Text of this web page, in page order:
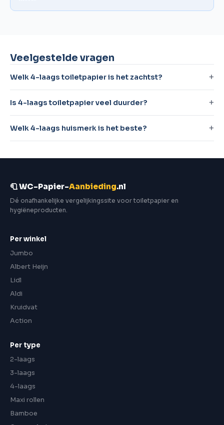
Veelgestelde vragen
Welk 4-laags toiletpapier is het zachtst?
Is 4-laags toiletpapier veel duurder?
Welk 4-laags huismerk is het beste?
🧻 WC-Papier-Aanbieding.nl
Dé onafhankelijke vergelijkingssite voor toiletpapier en
hygiëneproducten.
Per winkel
Jumbo
Albert Heijn
Lidl
Aldi
Kruidvat
Action
Per type
2-laags
3-laags
4-laags
Maxi rollen
Bamboe